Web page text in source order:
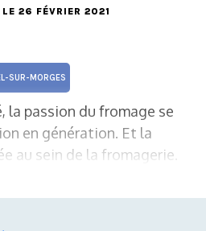
LE 26 FÉVRIER 2021
SUR-MORGES
la passion du fromage se
en génération. Et la
au sein de la fromagerie.